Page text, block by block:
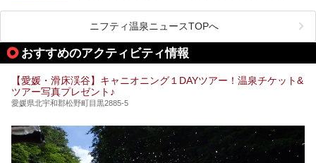
な自然と、温暖な気候が魅力の県です。
日本最古の温泉といわれる道後温泉を筆頭に、多くの温泉が
ある愛媛県は、スーパー銭湯も豊富です。中には、中四国地
方を代表する人気の施設も。今回は、愛媛県の誇るスーパー
銭湯をピックアップしました。
ニフティ温泉ニュースTOPへ
おすすめのアクティビティ情報
【愛媛・滑床渓谷】キャニオニング１DAYツアー！温泉チケット&
ツアー写真プレゼント♪
愛媛県北宇和郡松野町目黒2885-5